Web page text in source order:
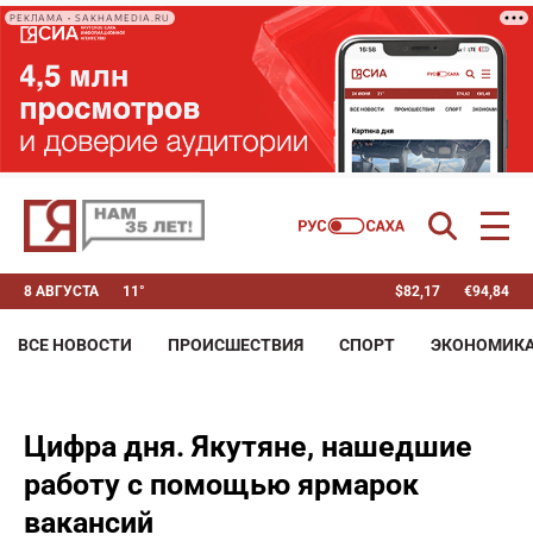
РЕКЛАМА • SAKHAMEDIA.RU
8 АВГУСТА 11° $82,17 €94,84
ВСЕ НОВОСТИ ПРОИСШЕСТВИЯ СПОРТ
Цифра дня. Якутяне, нашедшие
работу с помощью ярмарок
вакансий